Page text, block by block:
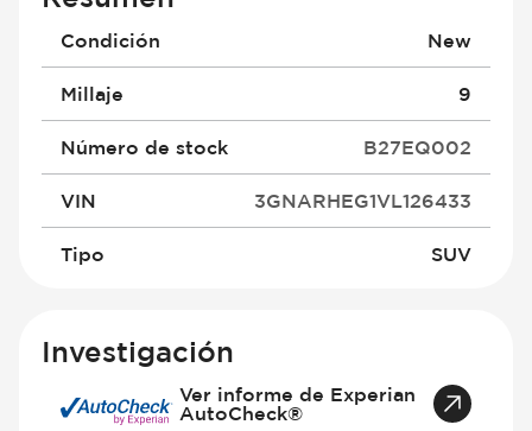
Condición New
Millaje 9
Número de stock B27EQ002
VIN 3GNARHEG1VL126433
Tipo SUV
Investigación
Ver informe de Experian
AutoCheck®